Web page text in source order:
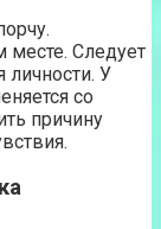
месте. Следует
личности. У
со
причину